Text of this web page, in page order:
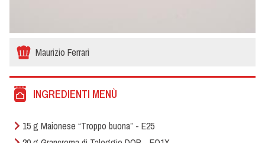
Maurizio Ferrari
INGREDIENTI MENÙ
15 g Maionese “Troppo buona” - E25